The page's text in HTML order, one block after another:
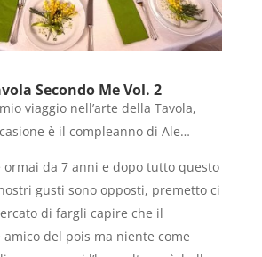
Secondo Me Vol. 2
viaggio nell’arte della Tavola,
è il compleanno di Ale…
ormai da 7 anni e dopo tutto questo
gusti sono opposti, premetto ci
di fargli capire che il
del pois ma niente come